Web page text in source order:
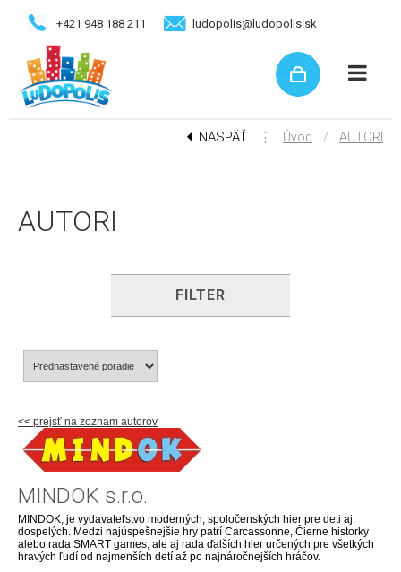
+421 948 188 211 ludopolis@ludopolis.sk
NASPÄŤ ⋮ Úvod / AUTORI
AUTORI
FILTER
<< prejsť na zoznam autorov
MINDOK s.r.o.
MINDOK, je vydavateľstvo moderných, spoločenských hier pre deti aj
dospelých. Medzi najúspešnejšie hry patrí Carcassonne, Čierne historky
alebo rada SMART games, ale aj rada ďalších hier určených pre všetkých
hravých ľudí od najmenších detí až po najnáročnejších hráčov.